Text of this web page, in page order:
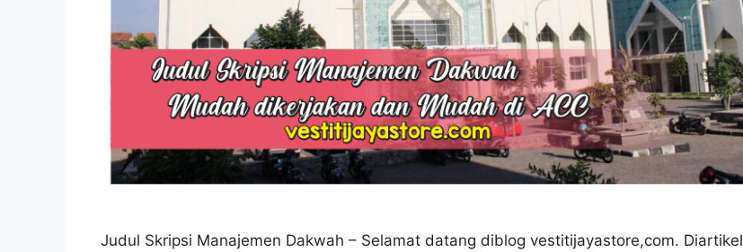
Judul Skripsi Manajemen Dakwah – Selamat datang diblog vestitijayastore,com. Diartikel